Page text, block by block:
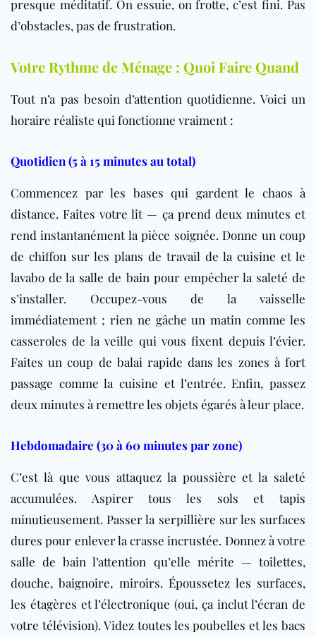
presque méditatif. On essuie, on frotte, c’est fini. Pas
d’obstacles, pas de frustration.
Votre Rythme de Ménage : Quoi Faire Quand
Tout n’a pas besoin d’attention quotidienne. Voici un
horaire réaliste qui fonctionne vraiment :
Quotidien (5 à 15 minutes au total)
Commencez par les bases qui gardent le chaos à
distance. Faites votre lit — ça prend deux minutes et
rend instantanément la pièce soignée. Donne un coup
de chiffon sur les plans de travail de la cuisine et le
lavabo de la salle de bain pour empêcher la saleté de
s’installer. Occupez-vous de la vaisselle
immédiatement ; rien ne gâche un matin comme les
casseroles de la veille qui vous fixent depuis l’évier.
Faites un coup de balai rapide dans les zones à fort
passage comme la cuisine et l’entrée. Enfin, passez
deux minutes à remettre les objets égarés à leur place.
Hebdomadaire (30 à 60 minutes par zone)
C’est là que vous attaquez la poussière et la saleté
accumulées. Aspirer tous les sols ettapis
minutieusement. Passer la serpillière sur les surfaces
dures pour enlever la crasse incrustée. Donnez à votre
salle de bain l’attention qu’elle mérite — toilettes,
douche, baignoire, miroirs. Époussetez les surfaces,
les étagères et l’électronique (oui, ça inclut l’écran de
votre télévision). Videz toutes les poubelles et les bacs